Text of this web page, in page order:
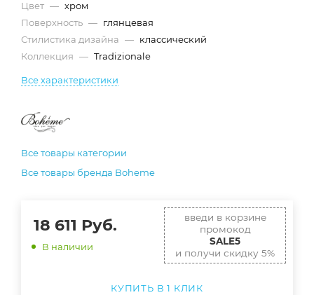
Цвет — хром
Поверхность — глянцевая
Стилистика дизайна — классический
Коллекция — Tradizionale
Все характеристики
Все товары категории
Все товары бренда Boheme
18 611 Руб.
В наличии
введи в корзине
промокод
SALE5
и получи скидку 5%
КУПИТЬ В 1 КЛИК